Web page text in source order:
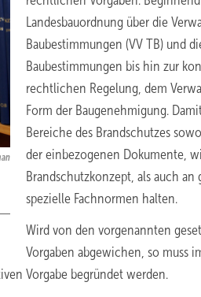
Landesbauordnung über die
Baubestimmungen (VV TB) und
Baubestimmungen bis hin zur
rechtlichen Regelung, dem
Form der Baugenehmigung.
Bereiche des Brandschutzes
der einbezogenen Dokumente,
Brandschutzkonzept, als auch
spezielle Fachnormen halten.
Wird von den vorgenannten
Vorgaben abgewichen, so muss
Vorgabe begründet werden.